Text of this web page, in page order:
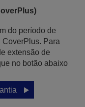
do período de
Para
extensão de
no botão abaixo